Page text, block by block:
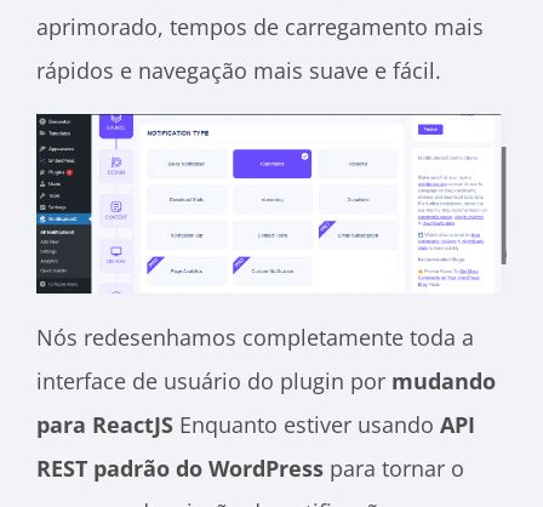
aprimorado, tempos de carregamento mais
rápidos e navegação mais suave e fácil.
Nós redesenhamos completamente toda a
interface de usuário do plugin por mudando
para ReactJS Enquanto estiver usando API
REST padrão do WordPress para tornar o